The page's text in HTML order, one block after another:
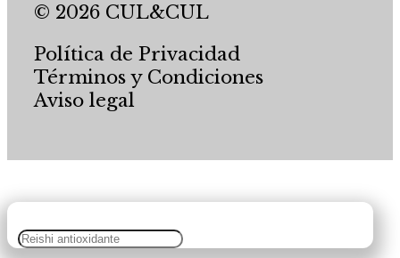
© 2026 CUL&CUL
Política de Privacidad
Términos y Condiciones
Aviso legal